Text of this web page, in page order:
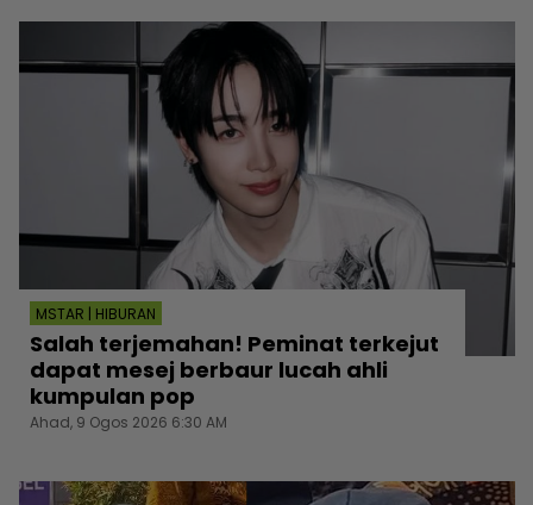
MSTAR | HIBURAN
Salah terjemahan! Peminat terkejut
dapat mesej berbaur lucah ahli
kumpulan pop
Ahad, 9 Ogos 2026 6:30 AM